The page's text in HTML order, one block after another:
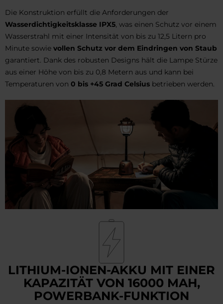
Die Konstruktion erfüllt die Anforderungen der
Wasserdichtigkeitsklasse IPX5, was einen Schutz vor einem
Wasserstrahl mit einer Intensität von bis zu 12,5 Litern pro
Minute sowie vollen Schutz vor dem Eindringen von Staub
garantiert. Dank des robusten Designs hält die Lampe Stürze
aus einer Höhe von bis zu 0,8 Metern aus und kann bei
Temperaturen von 0 bis +45 Grad Celsius betrieben werden.
LITHIUM-IONEN-AKKU MIT EINER
KAPAZITÄT VON 16000 MAH,
POWERBANK-FUNKTION